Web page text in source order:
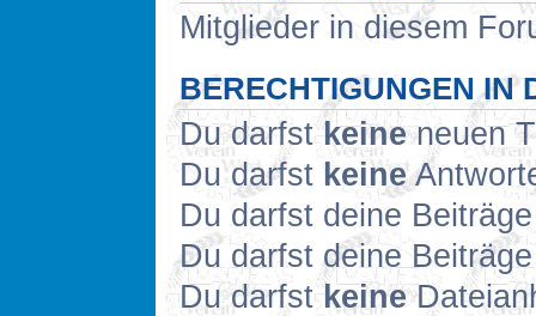
Mitglieder in diesem
BERECHTIGUNGEN IN
Du darfstkeineneuen
Du darfst keine
Du darfst deine
Du darfst deine
Du darfst keine